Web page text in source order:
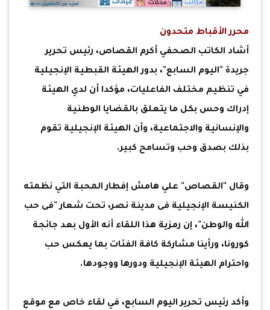
محرر الأقباط متحدون
أشاد الكاتب الصحفي أكرم القصاص، رئيس تحرير
جريدة "اليوم السابع"، بدور الهيئة القبطية الإنجيلية
في تنظيم مختلف الفاعليات، مؤكدا أن لدي الهيئة
إدراك وحس بكل ما يتعلق بالقضايا الوطنية
والإنسانية والاجتماعية، وأن الهيئة الإنجيلية تقوم
بذلك بصدق وحب وتسامح كبير.
وقال "القصاص" علي هامش إفطار المحبة التي نظمته
الكنيسة الإنجيلية فى مدينة نصر، تحت شعار "فى حب
الله والوطن"، إن رمزية هذا اللقاء أنه الأول بعد جائجة
كورونا، ورأينا مشاركة كافة الفئات بما يعكس حب
واحترام الهيئة الإنجيلية ودورها ووجودها.
وأكد رئيس تحرير اليوم السابع، في لقاء خاص مع موقع